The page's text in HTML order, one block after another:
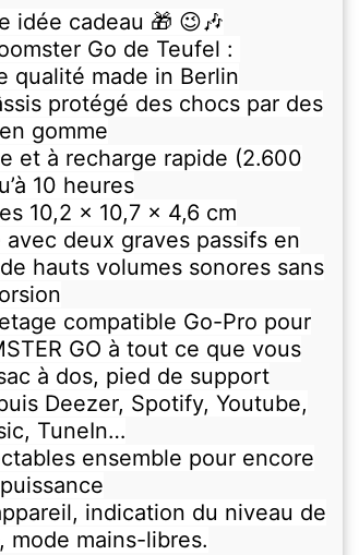
idée cadeau 🎁 😉🎶
Go de Teufel :
qualité made in Berlin
protégé des chocs par des
gomme
et à recharge rapide (2.600
10 heures
10,2 x 10,7 x 4,6 cm
deux graves passifs en
hauts volumes sonores sans
compatible Go-Pro pour
GO à tout ce que vous
à dos, pied de support
Deezer, Spotify, Youtube,
TuneIn…
ensemble pour encore
indication du niveau de
mode mains-libres.